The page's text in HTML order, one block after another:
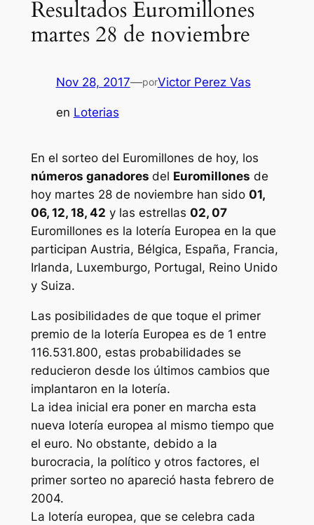
Resultados Euromillones
martes 28 de noviembre
Nov 28, 2017—porVictor Perez Vas
en Loterias
En el sorteo del Euromillones de hoy, los
números ganadores del Euromillones de
hoy martes 28 de noviembre han sido 01,
06, 12, 18, 42 y las estrellas 02, 07
Euromillones es la lotería Europea en la que
participan Austria, Bélgica, España, Francia,
Irlanda, Luxemburgo, Portugal, Reino Unido
y Suiza.
Las posibilidades de que toque el primer
premio de la lotería Europea es de 1 entre
116.531.800, estas probabilidades se
reducieron desde los últimos cambios que
implantaron en la lotería.
La idea inicial era poner en marcha esta
nueva lotería europea al mismo tiempo que
el euro. No obstante, debido a la
burocracia, la político y otros factores, el
primer sorteo no apareció hasta febrero de
2004.
La lotería europea, que se celebra cada